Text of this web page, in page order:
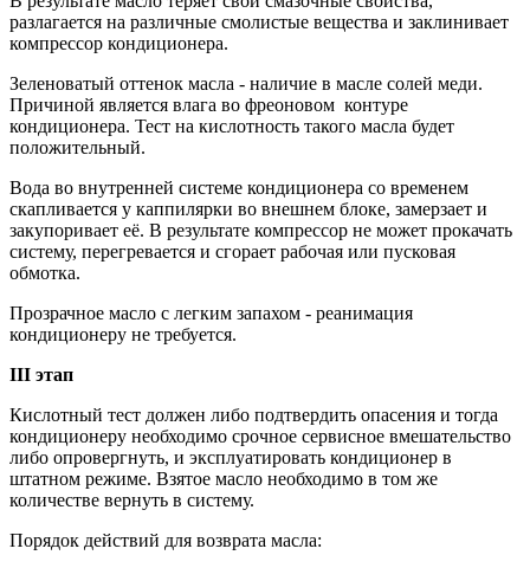
разлагается на различные смолистые вещества и заклинивает
компрессор кондиционера.
Зеленоватый оттенок масла - наличие в масле солей меди.
Причиной является влага во фреоновом контуре
кондиционера. Тест на кислотность такого масла будет
положительный.
Вода во внутренней системе кондиционера со временем
скапливается у каппилярки во внешнем блоке, замерзает и
закупоривает её. В результате компрессор не может прокачать
систему, перегревается и сгорает рабочая или пусковая
обмотка.
Прозрачное масло с легким запахом - реанимация
кондиционеру не требуется.
III этап
Кислотный тест должен либо подтвердить опасения и тогда
кондиционеру необходимо срочное сервисное вмешательство
либо опровергнуть, и эксплуатировать кондиционер в
штатном режиме. Взятое масло необходимо в том же
количестве вернуть в систему.
Порядок действий для возврата масла: